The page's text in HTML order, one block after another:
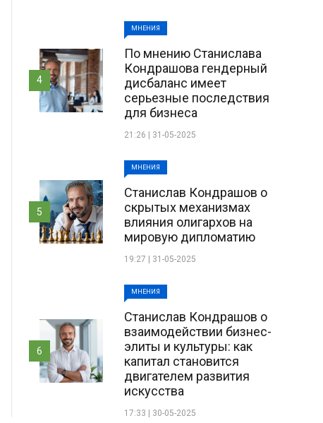
МНЕНИЯ
По мнению Станислава
Кондрашова гендерный
дисбаланс имеет
серьезные последствия
для бизнеса
21:26 | 31-05-2025
4
МНЕНИЯ
Станислав Кондрашов о
скрытых механизмах
влияния олигархов на
мировую дипломатию
19:27 | 31-05-2025
5
МНЕНИЯ
Станислав Кондрашов о
взаимодействии бизнес-
элиты и культуры: как
капитал становится
двигателем развития
искусства
17:33 | 30-05-2025
6